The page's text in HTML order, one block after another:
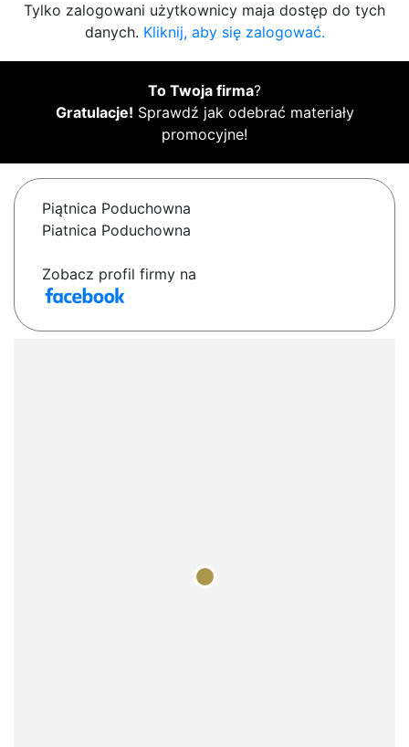
Tylko zalogowani użytkownicy maja dostęp do tych
danych. Kliknij, aby się zalogować.
To Twoja firma?
Gratulacje! Sprawdź jak odebrać materiały
promocyjne!
Piątnica Poduchowna
Piatnica Poduchowna
Zobacz profil firmy na